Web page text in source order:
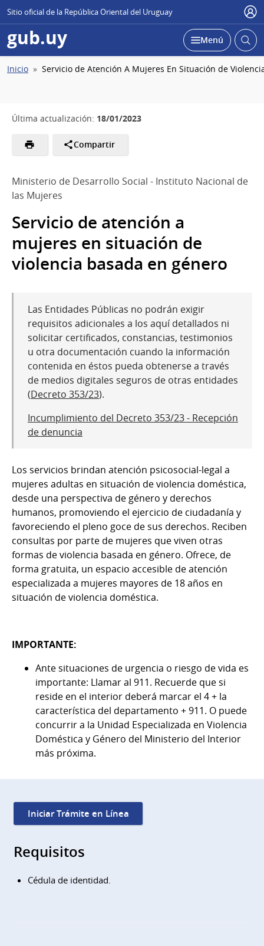
Sitio oficial de la República Oriental del Uruguay
gub.uy Desplegar
Menú Abrir
Ruta
Inicio Servicio de Atención A Mujeres En Situación de
Última actualización: 18/01/2023
Compartir
Ministerio de Desarrollo Social - Instituto Nacional de
las Mujeres
Servicio de atención a
mujeres en situación de
violencia basada en género
Las Entidades Públicas no podrán exigir
requisitos adicionales a los aquí detallados ni
solicitar certificados, constancias, testimonios
u otra documentación cuando la información
contenida en éstos pueda obtenerse a través
de medios digitales seguros de otras entidades
(Decreto 353/23).
Incumplimiento del Decreto 353/23 - Recepción
de denuncia
Los servicios brindan atención psicosocial-legal a
mujeres adultas en situación de violencia doméstica,
desde una perspectiva de género y derechos
humanos, promoviendo el ejercicio de ciudadanía y
favoreciendo el pleno goce de sus derechos. Reciben
consultas por parte de mujeres que viven otras
formas de violencia basada en género. Ofrece, de
forma gratuita, un espacio accesible de atención
especializada a mujeres mayores de 18 años en
situación de violencia doméstica.
IMPORTANTE:
Ante situaciones de urgencia o riesgo de vida es
importante: Llamar al 911. Recuerde que si
reside en el interior deberá marcar el 4 + la
característica del departamento + 911. O puede
concurrir a la Unidad Especializada en Violencia
Doméstica y Género del Ministerio del Interior
más próxima.
Iniciar Trámite en Línea
Requisitos
Cédula de identidad.